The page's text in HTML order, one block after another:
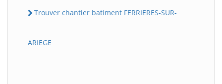
Trouver chantier batiment FERRIERES-SUR-
ARIEGE